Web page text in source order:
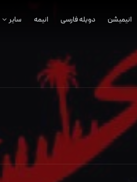
انیمیشن دوبله فارسی انیمه سایر